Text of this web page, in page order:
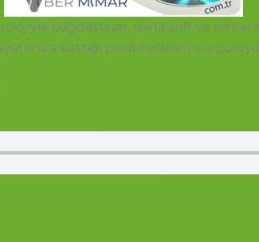
bağdaştıran, daha soft ve
kattığı pozitif etkileri